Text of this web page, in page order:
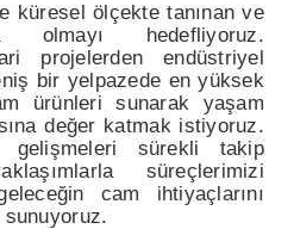
küresel ölçekte tanınan ve
hedefliyoruz.
projelerden endüstriyel
bir yelpazede en yüksek
ürünleri sunarak yaşam
değer katmak istiyoruz.
gelişmeleri sürekli takip
süreçlerimizi
cam ihtiyaçlarını